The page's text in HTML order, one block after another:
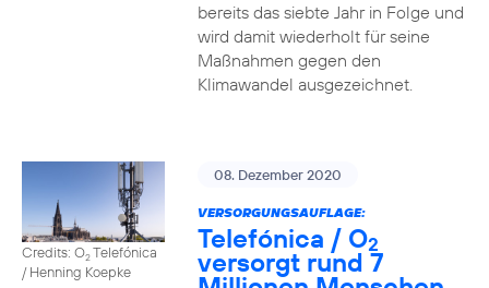
bereits das siebte Jahr in Folge und
wird damit wiederholt für seine
Maßnahmen gegen den
Klimawandel ausgezeichnet.
Credits: O2Telefónica
/ Henning Koepke
08. Dezember 2020
VERSORGUNGSAUFLAGE:
Telefónica / O2
versorgt rund 7